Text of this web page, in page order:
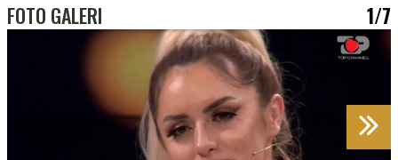
FOTO GALERI 1/7